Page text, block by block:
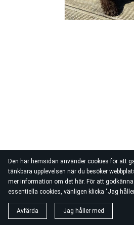
Den här hemsidan använder cookies för att
tänkbara upplevelsen när du besöker
mer information om det här. För att
essentiella cookies, vänligen klicka "Jag
Avfärda Jag håller med